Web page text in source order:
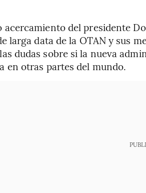
del presidente
larga data de la OTAN y sus
dudas sobre si la nueva
en otras partes del mundo.